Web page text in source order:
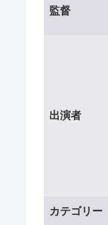
監督
出演者
カテゴリー